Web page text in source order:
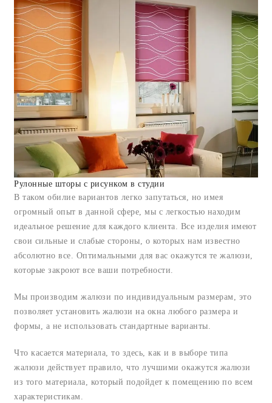
Рулонные шторы с рисунком в студии
В таком обилие вариантов легко запутаться, но имея
огромный опыт в данной сфере, мы с легкостью находим
идеальное решение для каждого клиента. Все изделия имеют
свои сильные и слабые стороны, о которых нам известно
абсолютно все. Оптимальными для вас окажутся те жалюзи,
которые закроют все ваши потребности.
Мы производим жалюзи по индивидуальным размерам, это
позволяет установить жалюзи на окна любого размера и
формы, а не использовать стандартные варианты.
Что касается материала, то здесь, как и в выборе типа
жалюзи действует правило, что лучшими окажутся жалюзи
из того материала, который подойдет к помещению по всем
характеристикам.